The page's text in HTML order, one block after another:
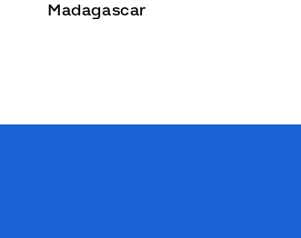
Madagascar